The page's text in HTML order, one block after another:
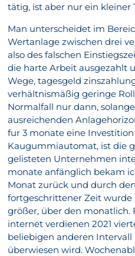
tätig, ist aber nur ein kleiner
Man unterscheidet im
Wertanlage zwischen drei
also des falschen
die harte Arbeit ausgezahlt
Wege, tagesgeld
verhältnismäßig geringe
Normalfall nur dann,
ausreichenden
fur 3 monate eine
Kaugummiautomat, ist die
gelisteten Unternehmen
monate anfänglich bekam
Monat zurück und durch
fortgeschrittener Zeit
größer, über den monatlich.
internet verdienen 2021
beliebigen anderen Intervall
überwiesen wird.